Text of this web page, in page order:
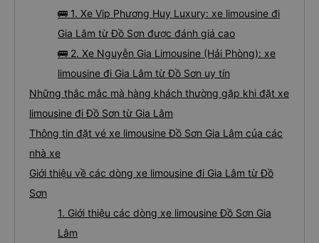
🚌 1. Xe Vip Phương Huy Luxury: xe limousine đi
Gia Lâm từ Đồ Sơn được đánh giá cao
🚌 2. Xe Nguyễn Gia Limousine (Hải Phòng): xe
limousine đi Gia Lâm từ Đồ Sơn uy tín
Những thắc mắc mà hàng khách thường gặp khi đặt xe
limousine đi Đồ Sơn từ Gia Lâm
Thông tin đặt vé xe limousine Đồ Sơn Gia Lâm của các
nhà xe
Giới thiệu về các dòng xe limousine đi Gia Lâm từ Đồ
Sơn
1. Giới thiệu các dòng xe limousine Đồ Sơn Gia
Lâm